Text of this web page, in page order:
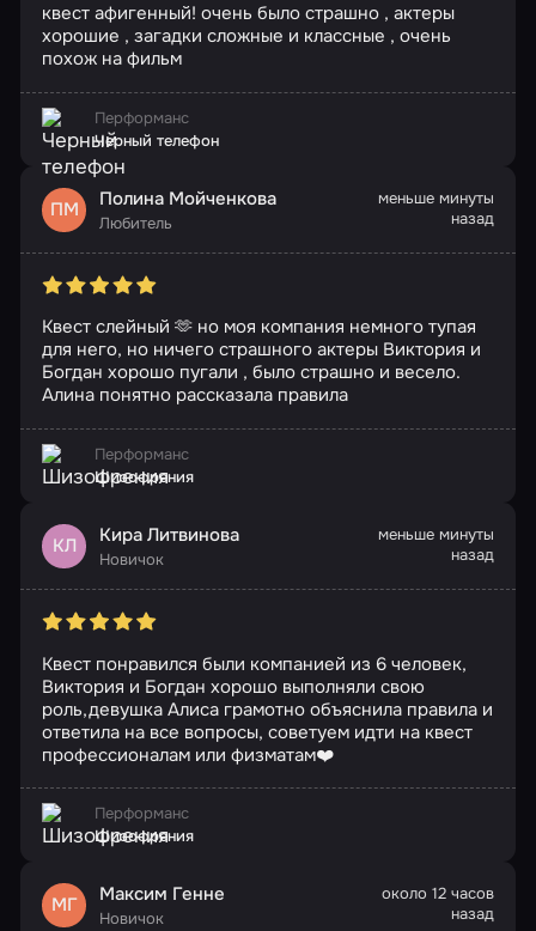
квест афигенный! очень было страшно , актеры
хорошие , загадки сложные и классные , очень
похож на фильм
Перформанс
Черный телефон
ПМ Полина Мойченкова
Любитель
меньше минуты
назад
Квест слейный 🫶 но моя компания немного тупая
для него, но ничего страшного актеры Виктория и
Богдан хорошо пугали , было страшно и весело.
Алина понятно рассказала правила
Перформанс
Шизофрения
КЛ Кира Литвинова
Новичок
меньше минуты
назад
Квест понравился были компанией из 6 человек,
Виктория и Богдан хорошо выполняли свою
роль,девушка Алиса грамотно объяснила правила и
ответила на все вопросы, советуем идти на квест
профессионалам или физматам❤️
Перформанс
Шизофрения
МГ Максим Генне
Новичок
около 12 часов
назад